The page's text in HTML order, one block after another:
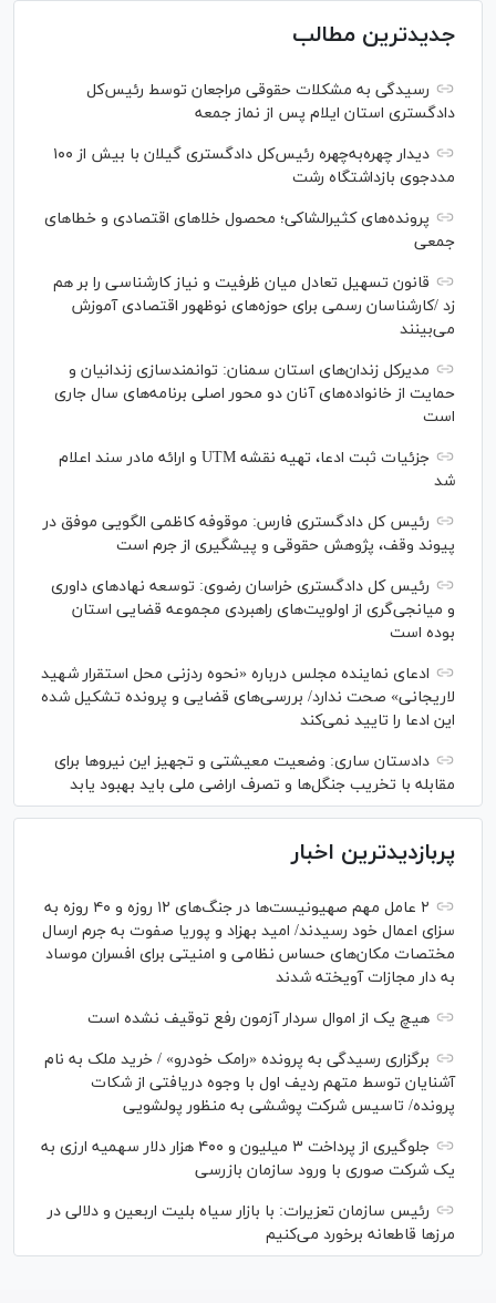
جدیدترین مطالب
رسیدگی به مشکلات حقوقی مراجعان توسط رئیس‌کل
دادگستری استان ایلام پس از نماز جمعه
دیدار چهره‌به‌چهره رئیس‌کل دادگستری گیلان با بیش از ۱۰۰
مددجوی بازداشتگاه رشت
پرونده‌های کثیرالشاکی؛ محصول خلا‌های اقتصادی و خطا‌های
جمعی
قانون تسهیل تعادل میان ظرفیت و نیاز کارشناسی را بر هم
زد /کارشناسان رسمی برای حوزه‌های نوظهور اقتصادی آموزش
می‌بینند
مدیرکل زندان‌های استان سمنان: توانمندسازی زندانیان و
حمایت از خانواده‌های آنان دو محور اصلی برنامه‌های سال جاری
است
جزئیات ثبت ادعا، تهیه نقشه UTM و ارائه مادر سند اعلام
شد
رئیس کل دادگستری فارس: موقوفه کاظمی الگویی موفق در
پیوند وقف، پژوهش حقوقی و پیشگیری از جرم است
رئیس کل دادگستری خراسان رضوی: توسعه نهاد‌های داوری
و میانجی‌گری از اولویت‌های راهبردی مجموعه قضایی استان
بوده است
ادعای نماینده مجلس درباره «نحوه ردزنی محل استقرار شهید
لاریجانی» صحت ندارد/ بررسی‌های قضایی و پرونده تشکیل شده
این ادعا را تایید نمی‌کند
دادستان ساری: وضعیت معیشتی و تجهیز این نیرو‌ها برای
مقابله با تخریب جنگل‌ها و تصرف اراضی ملی باید بهبود یابد
پربازدیدترین اخبار
۲ عامل مهم صهیونیست‌ها در جنگ‌های ۱۲ روزه و ۴۰ روزه به
سزای اعمال خود رسیدند/ امید بهزاد و پوریا صفوت به جرم ارسال
مختصات مکان‌های حساس نظامی و امنیتی برای افسران موساد
به دار مجازات آویخته شدند
هیچ یک از اموال سردار آزمون رفع توقیف نشده است
برگزاری رسیدگی به پرونده «رامک خودرو» / خرید ملک به نام
آشنایان توسط متهم ردیف اول با وجوه دریافتی از شکات
پرونده/ تاسیس شرکت پوششی به منظور پولشویی
جلوگیری از پرداخت ۳ میلیون و ۴۰۰ هزار دلار سهمیه ارزی به
یک شرکت صوری با ورود سازمان بازرسی
رئیس سازمان تعزیرات: با بازار سیاه بلیت اربعین و دلالی در
مرز‌ها قاطعانه برخورد می‌کنیم